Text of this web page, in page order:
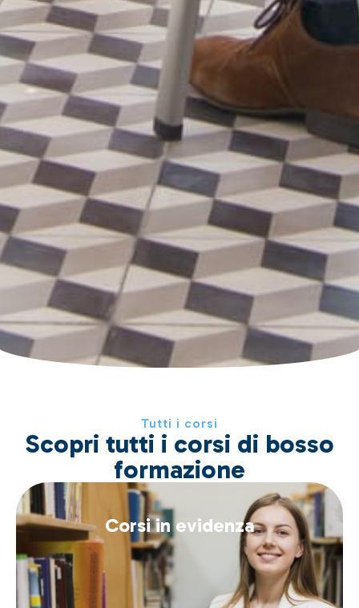
Tutti i corsi
Scopri tutti i corsi di bosso
formazione
Corsi in evidenza